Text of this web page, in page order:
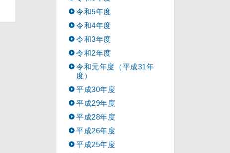
令和5年度
令和4年度
令和3年度
令和2年度
令和元年度（平成31年
度）
平成30年度
平成29年度
平成28年度
平成26年度
平成25年度